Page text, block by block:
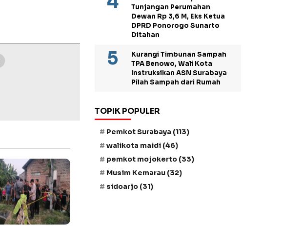
Tunjangan Perumahan
Dewan Rp 3,6 M, Eks Ketua
DPRD Ponorogo Sunarto
Ditahan
Kurangi Timbunan Sampah
TPA Benowo, Wali Kota
Instruksikan ASN Surabaya
Pilah Sampah dari Rumah
TOPIK POPULER
Pemkot Surabaya (113)
walikota maidi (46)
pemkot mojokerto (33)
Musim Kemarau (32)
sidoarjo (31)